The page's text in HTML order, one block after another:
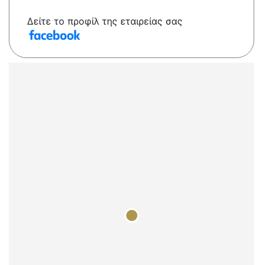
Δείτε το προφίλ της εταιρείας σας